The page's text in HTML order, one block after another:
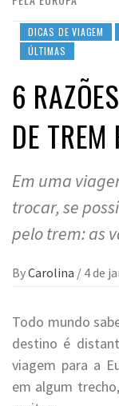
DICAS DE VIAGEM
ÚLTIMAS
6
DE TREM
Em uma
trocar, se
pelo trem: as
ByCarolina / 4 de
Todo mundo
destino é
viagem para a
em algum